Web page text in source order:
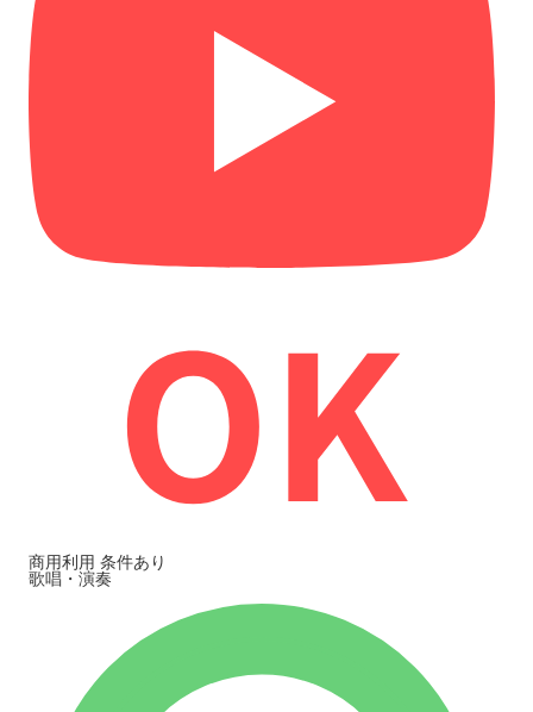
商用利用 条件あり
歌唱・演奏